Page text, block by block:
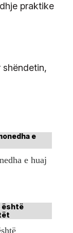
praktike
shëndetin,
e huaj